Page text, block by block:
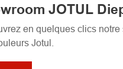
JOTUL
en quelques clics notre
Jotul.